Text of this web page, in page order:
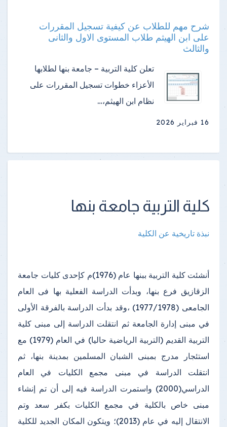
شرح مهم للطلاب عن كيفية تسجيل المقررات
على ابن الهيثم طلاب المستوى الاول والثانى
والثالث
تعلن كلية التربية – جامعة بنها لطلابها
الأعزاء خطوات تسجيل المقررات على
نظام ابن الهيثم،…
16 فبراير 2026
كلية التربية جامعة بنها
نبذة تاريخية عن الكلية
أنشئت كلية التربية ببنها عام (1976)م كإحدى كليات جامعة
الزقازيق فرع بنها، وبدأت الدراسة الفعلية بها فى العام
الجامعى (1977/1978) ،وقد بدأت الدراسة بالفرقة الأولى
في مبنى إدارة الجامعة ثم انتقلت الدراسة إلى مبنى كلية
التربية القديم (التربية الرياضية حاليا) في العام (1979) مع
استئجار مدرج بمبنى الشبان المسلمين بمدينة بنها، ثم
انتقلت الدراسة في مبنى مجمع الكليات في العام
الدراسي(2000) واستمرت الدراسة فيه إلى أن تم إنشاء
مبنى خاص بالكلية في مجمع الكليات بكفر سعد وتم
الانتقال إليه في عام (2013)؛ ويتكون المكان الجديد للكلية